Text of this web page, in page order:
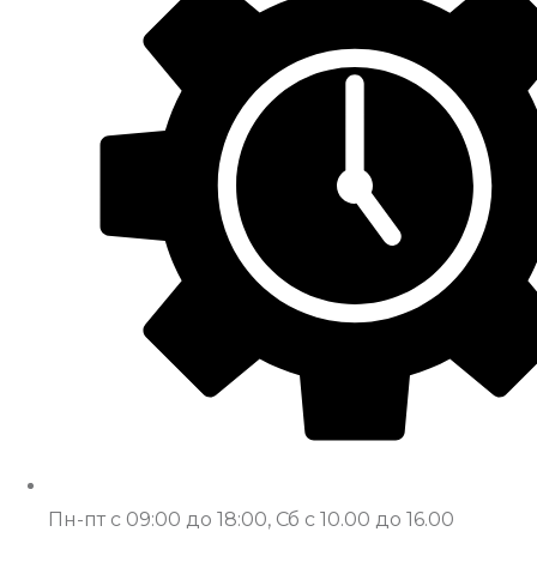
Пн-пт с 09:00 до 18:00, Сб с 10.00 до 16.00